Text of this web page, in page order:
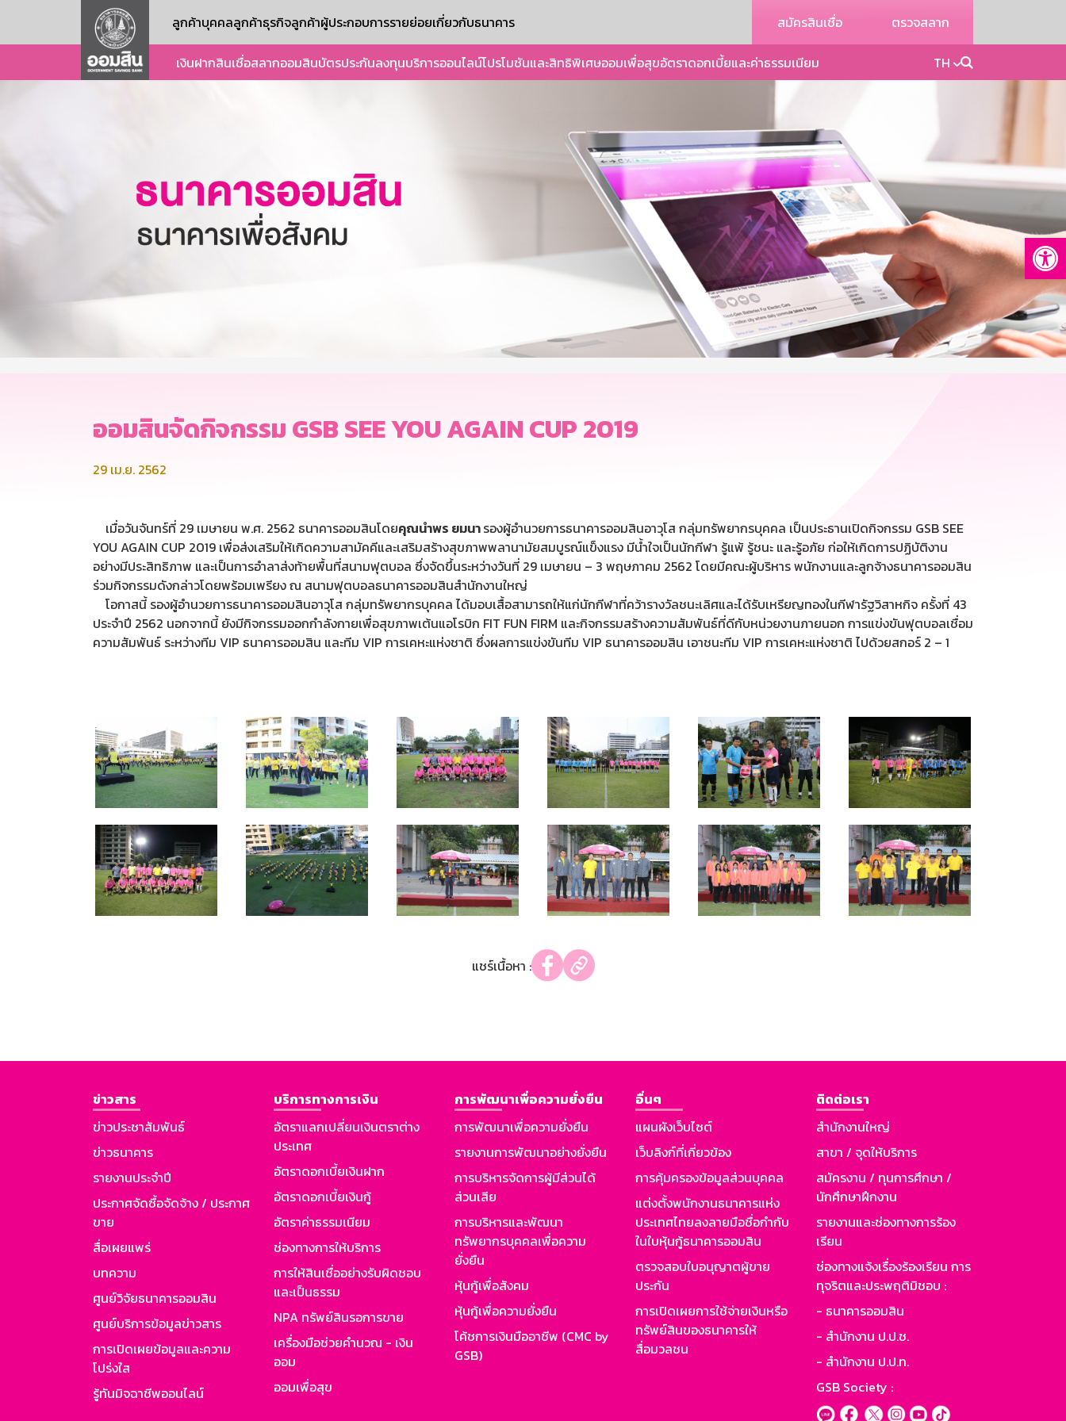
ลูกค้าบุคคลลูกค้าธุรกิจลูกค้าผู้ประกอบการรายย่อยเกี่ยวกับธนาคาร สมัครสินเชื่อ ตรวจสลาก
เงินฝากสินเชื่อสลากออมสินบัตรประกันลงทุนบริการออนไลน์โปรโมชันและสิทธิพิเศษออมเพื่อสุขอัตราดอกเบี้ยและค่าธรรมเนียม TH
ออมสินจัดกิจกรรม GSB SEE YOU AGAIN CUP 2019
29 เม.ย. 2562
เมื่อวันจันทร์ที่ 29 เมษายน พ.ศ. 2562 ธนาคารออมสินโดยคุณนำพร ยมนารองผู้อำนวยการธนาคารออมสินอาวุโส กลุ่มทรัพยากรบุคคล เป็นประธานเปิดกิจกรรม GSB SEE
YOU AGAIN CUP 2019 เพื่อส่งเสริมให้เกิดความสามัคคีและเสริมสร้างสุขภาพพลานามัยสมบูรณ์แข็งแรง มีน้ำใจเป็นนักกีฬา รู้แพ้ รู้ชนะ และรู้อภัย ก่อให้เกิดการปฏิบัติงาน
อย่างมีประสิทธิภาพ และเป็นการอำลาส่งท้ายพื้นที่สนามฟุตบอล ซึ่งจัดขึ้นระหว่างวันที่ 29 เมษายน – 3 พฤษภาคม 2562 โดยมีคณะผู้บริหาร พนักงานและลูกจ้างธนาคารออมสิน
ร่วมกิจกรรมดังกล่าวโดยพร้อมเพรียง ณ สนามฟุตบอลธนาคารออมสินสำนักงานใหญ่
โอกาสนี้ รองผู้อำนวยการธนาคารออมสินอาวุโส กลุ่มทรัพยากรบุคคล ได้มอบเสื้อสามารถให้แก่นักกีฬาที่คว้ารางวัลชนะเลิศและได้รับเหรียญทองในกีฬารัฐวิสาหกิจ ครั้งที่ 43
ประจำปี 2562 นอกจากนี้ ยังมีกิจกรรมออกกำลังกายเพื่อสุขภาพเต้นแอโรบิก FIT FUN FIRM และกิจกรรมสร้างความสัมพันธ์ที่ดีกับหน่วยงานภายนอก การแข่งขันฟุตบอลเชื่อม
ความสัมพันธ์ ระหว่างทีม VIP ธนาคารออมสิน และทีม VIP การเคหะแห่งชาติ ซึ่งผลการแข่งขันทีม VIP ธนาคารออมสิน เอาชนะทีม VIP การเคหะแห่งชาติ ไปด้วยสกอร์ 2 – 1
แชร์เนื้อหา :
ข่าวสาร
ข่าวประชาสัมพันธ์
ข่าวธนาคาร
รายงานประจำปี
ประกาศจัดซื้อจัดจ้าง / ประกาศ
ขาย
สื่อเผยแพร่
บทความ
ศูนย์วิจัยธนาคารออมสิน
ศูนย์บริการข้อมูลข่าวสาร
การเปิดเผยข้อมูลและความ
โปร่งใส
รู้ทันมิจฉาชีพออนไลน์
บริการทางการเงิน
อัตราแลกเปลี่ยนเงินตราต่าง
ประเทศ
อัตราดอกเบี้ยเงินฝาก
อัตราดอกเบี้ยเงินกู้
อัตราค่าธรรมเนียม
ช่องทางการให้บริการ
การให้สินเชื่ออย่างรับผิดชอบ
และเป็นธรรม
NPA ทรัพย์สินรอการขาย
เครื่องมือช่วยคำนวณ - เงิน
ออม
ออมเพื่อสุข
การพัฒนาเพื่อความยั่งยืน
การพัฒนาเพื่อความยั่งยืน
รายงานการพัฒนาอย่างยั่งยืน
การบริหารจัดการผู้มีส่วนได้
ส่วนเสีย
การบริหารและพัฒนา
ทรัพยากรบุคคลเพื่อความ
ยั่งยืน
หุ้นกู้เพื่อสังคม
หุ้นกู้เพื่อความยั่งยืน
โค้ชการเงินมืออาชีพ (CMC by
GSB)
อื่นๆ
แผนผังเว็บไซต์
เว็บลิงก์ที่เกี่ยวข้อง
การคุ้มครองข้อมูลส่วนบุคคล
แต่งตั้งพนักงานธนาคารแห่ง
ประเทศไทยลงลายมือชื่อกำกับ
ในใบหุ้นกู้ธนาคารออมสิน
ตรวจสอบใบอนุญาตผู้ขาย
ประกัน
การเปิดเผยการใช้จ่ายเงินหรือ
ทรัพย์สินของธนาคารให้
สื่อมวลชน
ติดต่อเรา
สำนักงานใหญ่
สาขา / จุดให้บริการ
สมัครงาน / ทุนการศึกษา /
นักศึกษาฝึกงาน
รายงานและช่องทางการร้อง
เรียน
ช่องทางแจ้งเรื่องร้องเรียน การ
ทุจริตและประพฤติมิชอบ :
- ธนาคารออมสิน
- สำนักงาน ป.ป.ช.
- สำนักงาน ป.ป.ท.
GSB Society :